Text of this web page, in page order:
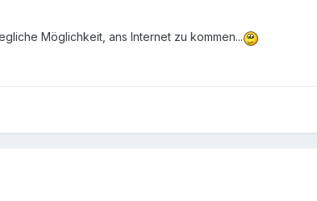
Möglichkeit, ans Internet zu kommen...